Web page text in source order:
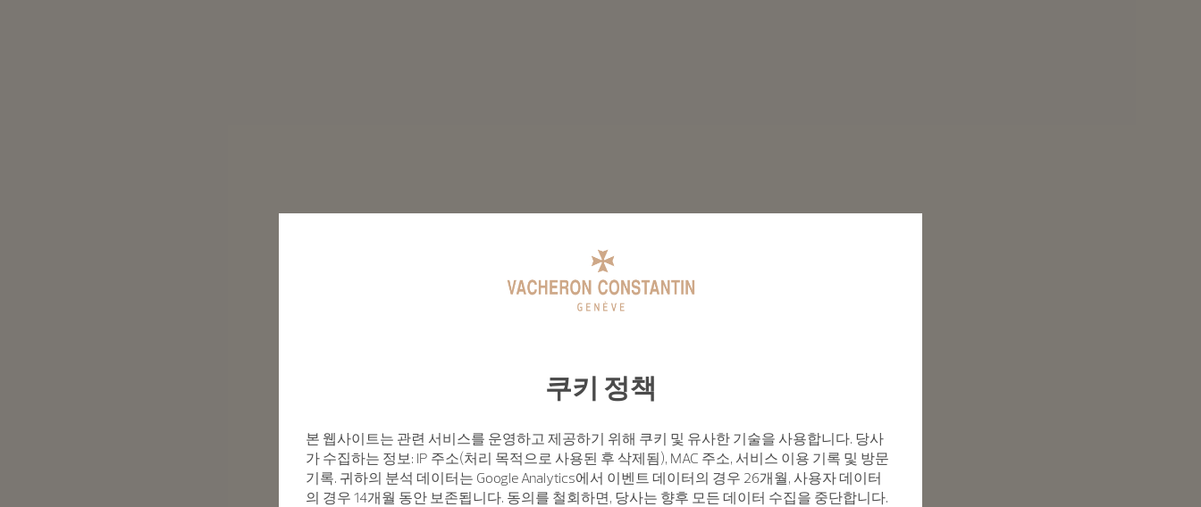
쿠키 정책
본 웹사이트는 관련 서비스를 운영하고 제공하기 위해 쿠키 및 유사한 기술을 사용합니다. 당사
가 수집하는 정보: IP 주소(처리 목적으로 사용된 후 삭제됨), MAC 주소, 서비스 이용 기록 및 방문
기록. 귀하의 분석 데이터는 Google Analytics에서 이벤트 데이터의 경우 26개월, 사용자 데이터
의 경우 14개월 동안 보존됩니다. 동의를 철회하면, 당사는 향후 모든 데이터 수집을 중단합니다.